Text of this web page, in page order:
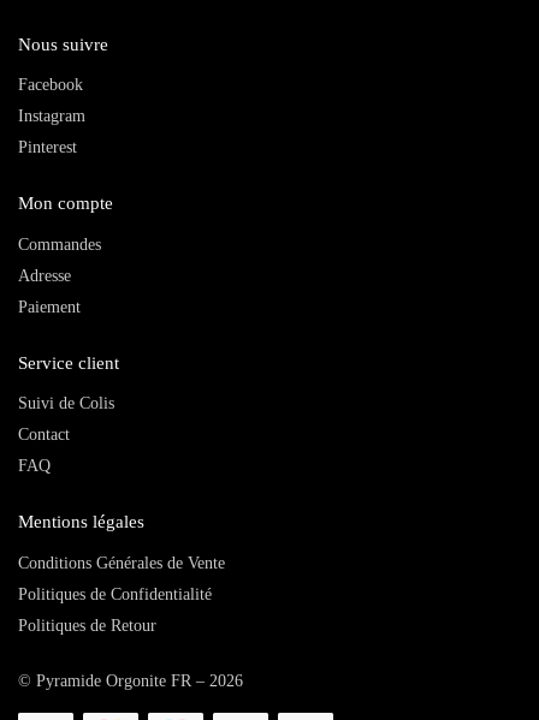
Nous suivre
Facebook
Instagram
Pinterest
Mon compte
Commandes
Adresse
Paiement
Service client
Suivi de Colis
Contact
FAQ
Mentions légales
Conditions Générales de Vente
Politiques de Confidentialité
Politiques de Retour
© Pyramide Orgonite FR – 2026